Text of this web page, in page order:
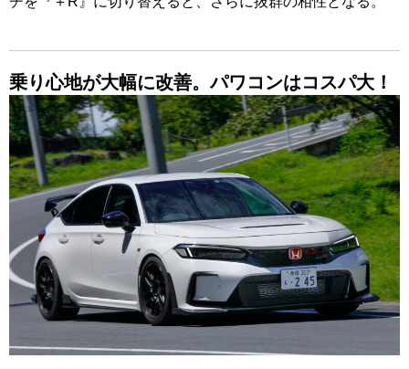
乗り心地が大幅に改善。パワコンはコスパ大！